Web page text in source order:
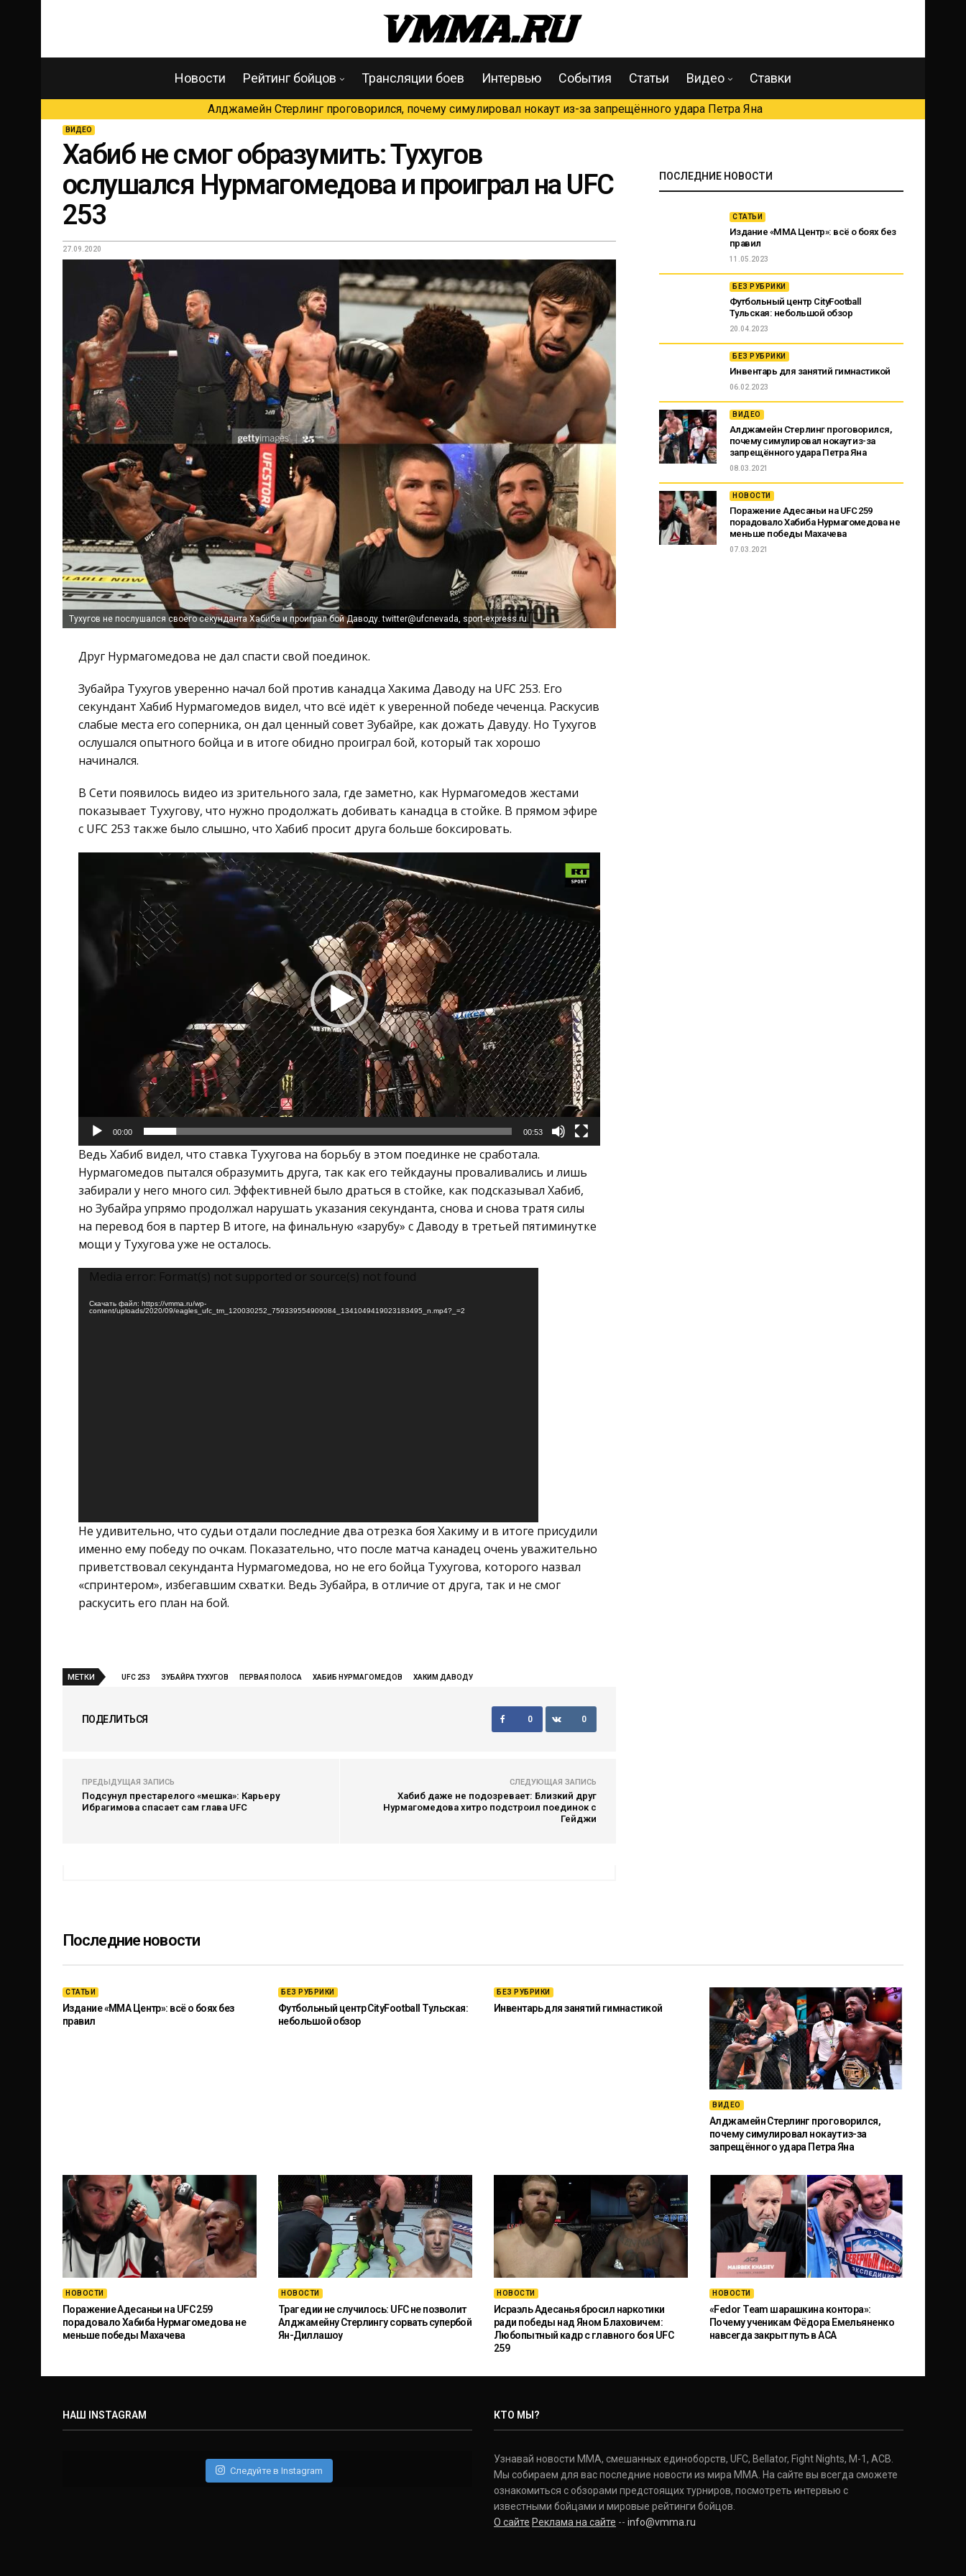
Новости Рейтинг бойцов Трансляции боев Интервью События Статьи Видео Ставки
Алджамейн Стерлинг проговорился, почему симулировал нокаут из-за запрещённого удара Петра Яна
ВИДЕО
Хабиб не смог образумить: Тухугов
ослушался Нурмагомедова и проиграл на UFC
253
27.09.2020
Тухугов не послушался своего секунданта Хабиба и проиграл бой Даводу. twitter@ufcnevada, sport-express.ru
Друг Нурмагомедова не дал спасти свой поединок.
Зубайра Тухугов уверенно начал бой против канадца Хакима Даводу на UFC 253. Его
секундант Хабиб Нурмагомедов видел, что всё идёт к уверенной победе чеченца. Раскусив
слабые места его соперника, он дал ценный совет Зубайре, как дожать Давуду. Но Тухугов
ослушался опытного бойца и в итоге обидно проиграл бой, который так хорошо
начинался.
В Сети появилось видео из зрительного зала, где заметно, как Нурмагомедов жестами
показывает Тухугову, что нужно продолжать добивать канадца в стойке. В прямом эфире
с UFC 253 также было слышно, что Хабиб просит друга больше боксировать.
Видеоплеер
00:00 00:53
Ведь Хабиб видел, что ставка Тухугова на борьбу в этом поединке не сработала.
Нурмагомедов пытался образумить друга, так как его тейкдауны проваливались и лишь
забирали у него много сил. Эффективней было драться в стойке, как подсказывал Хабиб,
но Зубайра упрямо продолжал нарушать указания секунданта, снова и снова тратя силы
на перевод боя в партер В итоге, на финальную «зарубу» с Даводу в третьей пятиминутке
мощи у Тухугова уже не осталось.
Видеоплеер
Media error: Format(s) not supported or source(s) not found
Скачать файл: https://vmma.ru/wp-
content/uploads/2020/09/eagles_ufc_tm_120030252_759339554909084_1341049419023183495_n.mp4?_=2
Не удивительно, что судьи отдали последние два отрезка боя Хакиму и в итоге присудили
именно ему победу по очкам. Показательно, что после матча канадец очень уважительно
приветствовал секунданта Нурмагомедова, но не его бойца Тухугова, которого назвал
«спринтером», избегавшим схватки. Ведь Зубайра, в отличие от друга, так и не смог
раскусить его план на бой.
МЕТКИ UFC 253 ЗУБАЙРА ТУХУГОВ ПЕРВАЯ ПОЛОСА ХАБИБ НУРМАГОМЕДОВ ХАКИМ ДАВОДУ
ПОДЕЛИТЬСЯ 0 0
ПРЕДЫДУЩАЯ ЗАПИСЬ
Подсунул престарелого «мешка»: Карьеру
Ибрагимова спасает сам глава UFC
СЛЕДУЮЩАЯ ЗАПИСЬ
Хабиб даже не подозревает: Близкий друг
Нурмагомедова хитро подстроил поединок с
Гейджи
ПОСЛЕДНИЕ НОВОСТИ
СТАТЬИ
Издание «ММА Центр»: всё о боях без
правил
11.05.2023
БЕЗ РУБРИКИ
Футбольный центр CityFootball
Тульская: небольшой обзор
20.04.2023
БЕЗ РУБРИКИ
Инвентарь для занятий гимнастикой
06.02.2023
ВИДЕО
Алджамейн Стерлинг проговорился,
почему симулировал нокаут из-за
запрещённого удара Петра Яна
08.03.2021
НОВОСТИ
Поражение Адесаньи на UFC 259
порадовало Хабиба Нурмагомедова не
меньше победы Махачева
07.03.2021
Последние новости
СТАТЬИ
Издание «ММА Центр»: всё о боях без
правил
БЕЗ РУБРИКИ
Футбольный центр CityFootball Тульская:
небольшой обзор
БЕЗ РУБРИКИ
Инвентарь для занятий гимнастикой
ВИДЕО
Алджамейн Стерлинг проговорился,
почему симулировал нокаут из-за
запрещённого удара Петра Яна
НОВОСТИ
Поражение Адесаньи на UFC 259
порадовало Хабиба Нурмагомедова не
меньше победы Махачева
НОВОСТИ
Трагедии не случилось: UFC не позволит
Алджамейну Стерлингу сорвать супербой
Ян-Диллашоу
НОВОСТИ
Исраэль Адесанья бросил наркотики
ради победы над Яном Блаховичем:
Любопытный кадр с главного боя UFC
259
НОВОСТИ
«Fedor Team шарашкина контора»:
Почему ученикам Фёдора Емельяненко
навсегда закрыт путь в ACA
НАШ INSTAGRAM
Следуйте в Instagram
КТО МЫ?
Узнавай новости ММА, смешанных единоборств, UFC, Bellator, Fight Nights, M-1, ACB.
Мы собираем для вас последние новости из мира ММА. На сайте вы всегда сможете
ознакомиться с обзорами предстоящих турниров, посмотреть интервью с
известными бойцами и мировые рейтинги бойцов.
О сайте Реклама на сайте -- info@vmma.ru